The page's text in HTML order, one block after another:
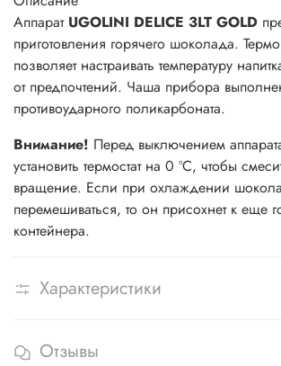
Аппарат UGOLINI DELICE 3LT GOLD
приготовления горячего шоколада.
позволяет настраивать температуру
от предпочтений. Чаша прибора
противоударного поликарбоната.
Внимание! Перед выключением
установить термостат на 0 ºС, чтобы
вращение. Если при охлаждении
перемешиваться, то он присохнет к еще
контейнера.
Характеристики
Отзывы